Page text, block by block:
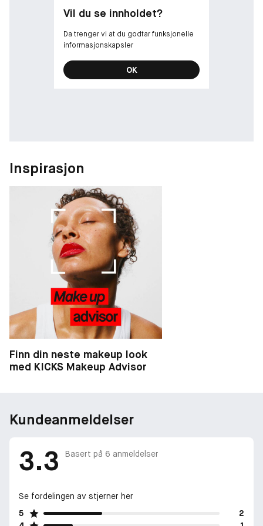
Vil du se innholdet?
Da trenger vi at du godtar funksjonelle
informasjonskapsler
OK
Inspirasjon
Finn din neste makeup look
med KICKS Makeup Advisor
Kundeanmeldelser
3.3 Basert på 6 anmeldelser
Se fordelingen av stjerner her
5
2